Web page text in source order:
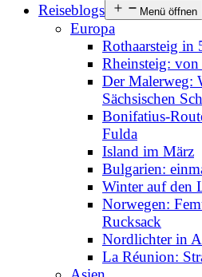
Reiseblogs
Menü öffnen
Europa
Rothaarsteig in
Rheinsteig: von
Der Malerweg:
Sächsischen
Bonifatius-
Fulda
Island im März
Bulgarien:
Winter auf den
Norwegen:
Rucksack
Nordlichter in
La Réunion: